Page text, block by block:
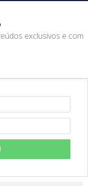
exclusivos e com